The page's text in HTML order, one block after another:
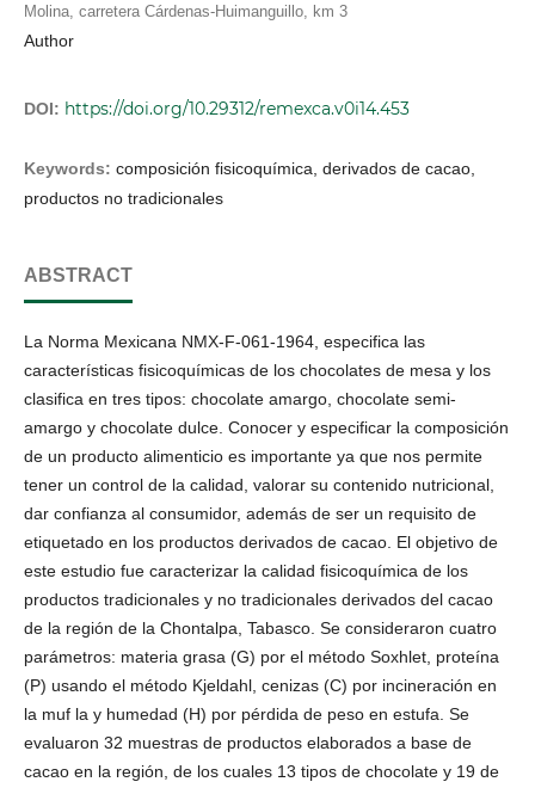
Molina, carretera Cárdenas-Huimanguillo, km 3
Author
DOI: https://doi.org/10.29312/remexca.v0i14.453
Keywords: composición fisicoquímica, derivados de cacao,
productos no tradicionales
ABSTRACT
La Norma Mexicana NMX-F-061-1964, especifica las
características fisicoquímicas de los chocolates de mesa y los
clasifica en tres tipos: chocolate amargo, chocolate semi-
amargo y chocolate dulce. Conocer y especificar la composición
de un producto alimenticio es importante ya que nos permite
tener un control de la calidad, valorar su contenido nutricional,
dar confianza al consumidor, además de ser un requisito de
etiquetado en los productos derivados de cacao. El objetivo de
este estudio fue caracterizar la calidad fisicoquímica de los
productos tradicionales y no tradicionales derivados del cacao
de la región de la Chontalpa, Tabasco. Se consideraron cuatro
parámetros: materia grasa (G) por el método Soxhlet, proteína
(P) usando el método Kjeldahl, cenizas (C) por incineración en
la muf la y humedad (H) por pérdida de peso en estufa. Se
evaluaron 32 muestras de productos elaborados a base de
cacao en la región, de los cuales 13 tipos de chocolate y 19 de